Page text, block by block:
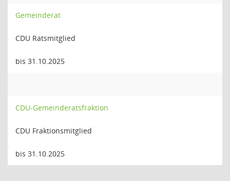
Gemeinderat
CDU Ratsmitglied
bis 31.10.2025
CDU-Gemeinderatsfraktion
CDU Fraktionsmitglied
bis 31.10.2025